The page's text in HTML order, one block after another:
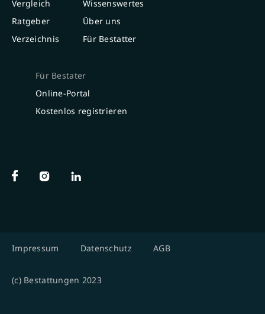
Vergleich
Ratgeber
Verzeichnis
Wissenswertes
Über uns
Für Bestatter
Für Bestater
Online-Portal
Kostenlos registrieren
Impressum Datenschutz AGB
(c) Bestattungen 2023